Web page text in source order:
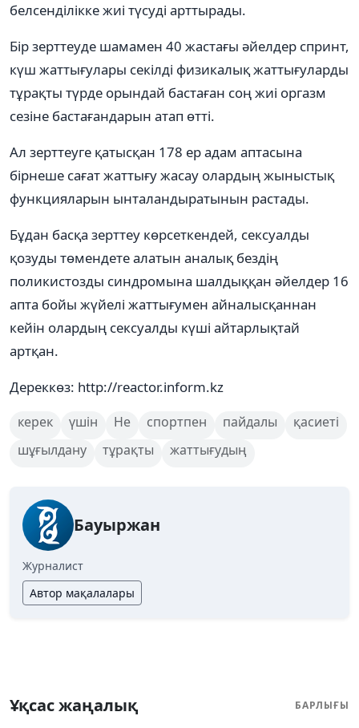
белсенділікке жиі түсуді арттырады.
Бір зерттеуде шамамен 40 жастағы әйелдер спринт,
күш жаттығулары секілді физикалық жаттығуларды
тұрақты түрде орындай бастаған соң жиі оргазм
сезіне бастағандарын атап өтті.
Ал зерттеуге қатысқан 178 ер адам аптасына
бірнеше сағат жаттығу жасау олардың жыныстық
функцияларын ынталандыратынын растады.
Бұдан басқа зерттеу көрсеткендей, сексуалды
қозуды төмендете алатын аналық бездің
поликистозды синдромына шалдыққан әйелдер 16
апта бойы жүйелі жаттығумен айналысқаннан
кейін олардың сексуалды күші айтарлықтай
артқан.
Дереккөз: http://reactor.inform.kz
керек үшін Не спортпен пайдалы
қасиеті
шұғылдану
тұрақты жаттығудың
Бауыржан
Журналист
Автор мақалалары
Ұқсас жаңалық БАРЛЫҒЫ